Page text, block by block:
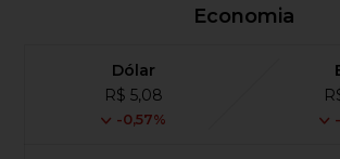
Economia
Dólar
R$ 5,08
-0,57%